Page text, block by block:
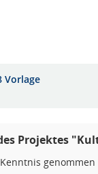
Vorlage
Projektes
genommen